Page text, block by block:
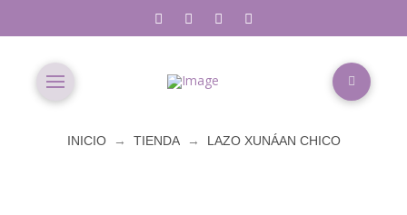
INICIO → TIENDA → LAZO XUNÁAN CHICO